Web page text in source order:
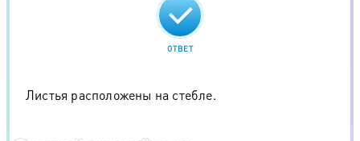
ОТВЕТ
Листья расположены на стебле.